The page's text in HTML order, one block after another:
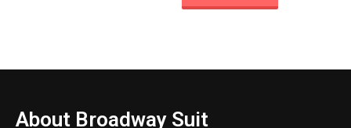
About Broadway Suit